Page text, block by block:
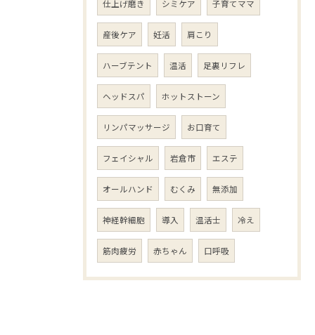
仕上げ磨き シミケア 子育てママ
産後ケア 妊活 肩こり
ハーブテント 温活 足裏リフレ
ヘッドスパ ホットストーン
リンパマッサージ お口育て
フェイシャル 岩倉市 エステ
オールハンド むくみ 無添加
神経幹細胞 導入 温活士 冷え
筋肉疲労 赤ちゃん 口呼吸